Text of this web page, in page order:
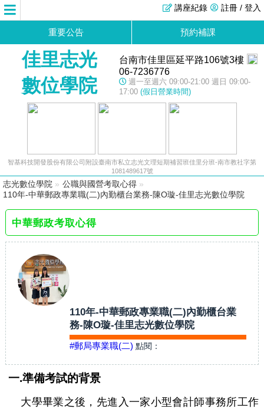
註冊 / 登入
講座紀錄
重要公告 預約補課
佳里志光
數位學院
台南市佳里區延平路106號3樓
06-7236776
週一至週六 09:00-21:00 週日 09:00-
17:00 (假日營業時間)
智基科技開發股份有限公司附設臺南市私立志光文理短期補習班佳里分班-南市教社字第
1081489617號
志光數位學院 » 公職與國營考取心得 »
110年-中華郵政專業職(二)內勤櫃台業務-陳O璇-佳里志光數位學院
中華郵政考取心得
110年-中華郵政專業職(二)內勤櫃台業
務-陳O璇-佳里志光數位學院
#郵局專業職(二) 點閱：
一.準備考試的背景
大學畢業之後，先進入一家小型會計師事務所工作